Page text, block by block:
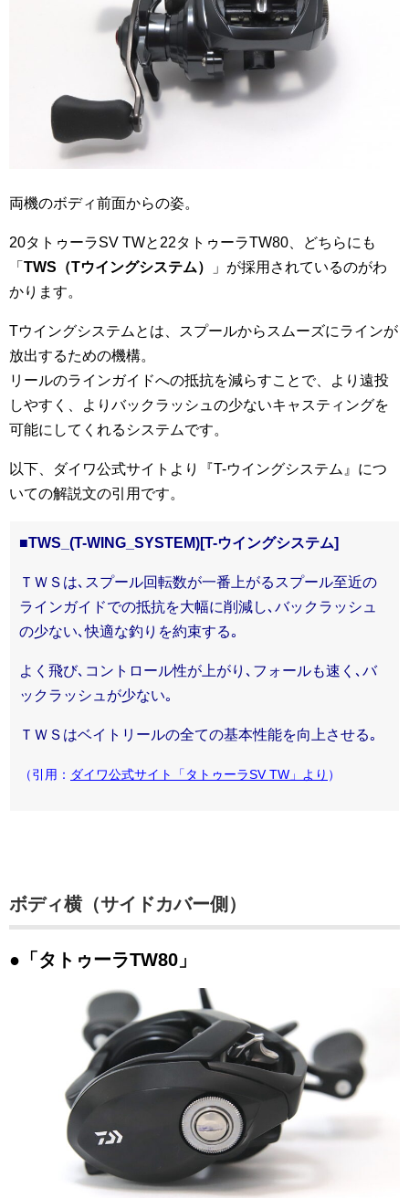
両機のボディ前面からの姿。
20タトゥーラSV TWと22タトゥーラTW80、どちらにも
「 TWS（Tウイングシステム）
」が採用されているのがわ
かります。
Tウイングシステムとは、スプールからスムーズにラインが
放出するための機構。
リールのラインガイドへの抵抗を減らすことで、より遠投
しやすく、よりバックラッシュの少ないキャスティングを
可能にしてくれるシステムです。
以下、ダイワ公式サイトより『T-ウイングシステム』につ
いての解説文の引用です。
■TWS_(T-WING_SYSTEM)[T-ウイングシステム]
ＴＷＳは､スプール回転数が一番上がるスプール至近の
ラインガイドでの抵抗を大幅に削減し､バックラッシュ
の少ない､快適な釣りを約束する｡
よく飛び､コントロール性が上がり､フォールも速く､バ
ックラッシュが少ない｡
ＴＷＳはベイトリールの全ての基本性能を向上させる｡
（引用： ダイワ公式サイト「タトゥーラSV TW」より ）
ボディ横（サイドカバー側）
●「タトゥーラTW80」